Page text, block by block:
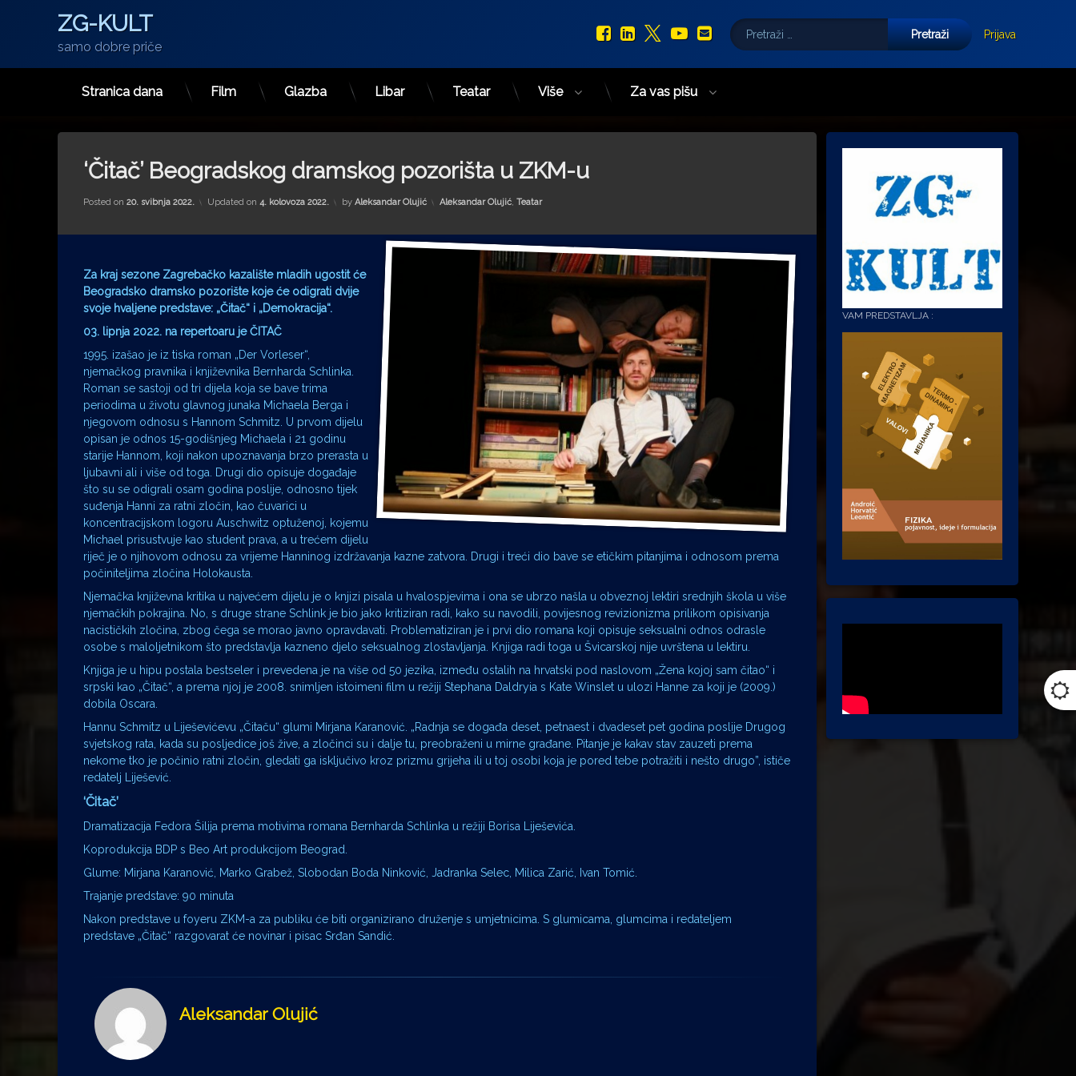
ZG-KULT
samo dobre priče
Facebook
LinkedIn
X.com
YouTube
E-mail
Pretraži:
Prijava
Stranica dana Film Glazba Libar Teatar Više Za vas pišu
‘Čitač’ Beogradskog dramskog pozorišta u ZKM-u
Posted on 20. svibnja 2022. Updated on 4. kolovoza 2022. by Aleksandar Olujić Kategorije:
Aleksandar Olujić, Teatar
Za kraj sezone Zagrebačko kazalište mladih ugostit će
Beogradsko dramsko pozorište koje će odigrati dvije
svoje hvaljene predstave: „Čitač“ i „Demokracija“.
03. lipnja 2022. na repertoaru je ČITAČ
1995. izašao je iz tiska roman „Der Vorleser“,
njemačkog pravnika i književnika Bernharda Schlinka.
Roman se sastoji od tri dijela koja se bave trima
periodima u životu glavnog junaka Michaela Berga i
njegovom odnosu s Hannom Schmitz. U prvom dijelu
opisan je odnos 15-godišnjeg Michaela i 21 godinu
starije Hannom, koji nakon upoznavanja brzo prerasta u
ljubavni ali i više od toga. Drugi dio opisuje događaje
što su se odigrali osam godina poslije, odnosno tijek
suđenja Hanni za ratni zločin, kao čuvarici u
koncentracijskom logoru Auschwitz optuženoj, kojemu
Michael prisustvuje kao student prava, a u trećem dijelu
riječ je o njihovom odnosu za vrijeme Hanninog izdržavanja kazne zatvora. Drugi i treći dio bave se etičkim pitanjima i odnosom prema
počiniteljima zločina Holokausta.
Njemačka književna kritika u najvećem dijelu je o knjizi pisala u hvalospjevima i ona se ubrzo našla u obveznoj lektiri srednjih škola u više
njemačkih pokrajina. No, s druge strane Schlink je bio jako kritiziran radi, kako su navodili, povijesnog revizionizma prilikom opisivanja
nacističkih zločina, zbog čega se morao javno opravdavati. Problematiziran je i prvi dio romana koji opisuje seksualni odnos odrasle
osobe s maloljetnikom što predstavlja kazneno djelo seksualnog zlostavljanja. Knjiga radi toga u Švicarskoj nije uvrštena u lektiru.
Knjiga je u hipu postala bestseler i prevedena je na više od 50 jezika, između ostalih na hrvatski pod naslovom „Žena kojoj sam čitao“ i
srpski kao „Čitač“, a prema njoj je 2008. snimljen istoimeni film u režiji Stephana Daldryia s Kate Winslet u ulozi Hanne za koji je (2009.)
dobila Oscara.
Hannu Schmitz u Liješevićevu „Čitaču“ glumi Mirjana Karanović. „Radnja se događa deset, petnaest i dvadeset pet godina poslije Drugog
svjetskog rata, kada su posljedice još žive, a zločinci su i dalje tu, preobraženi u mirne građane. Pitanje je kakav stav zauzeti prema
nekome tko je počinio ratni zločin, gledati ga isključivo kroz prizmu grijeha ili u toj osobi koja je pored tebe potražiti i nešto drugo”, ističe
redatelj Liješević.
‘Čitač’
Dramatizacija Fedora Šilija prema motivima romana Bernharda Schlinka u režiji Borisa Liješevića.
Koprodukcija BDP s Beo Art produkcijom Beograd.
Glume: Mirjana Karanović, Marko Grabež, Slobodan Boda Ninković, Jadranka Selec, Milica Zarić, Ivan Tomić.
Trajanje predstave: 90 minuta
Nakon predstave u foyeru ZKM-a za publiku će biti organizirano druženje s umjetnicima. S glumicama, glumcima i redateljem
predstave „Čitač“ razgovarat će novinar i pisac Srđan Sandić.
Aleksandar Olujić
VAM PREDSTAVLJA :